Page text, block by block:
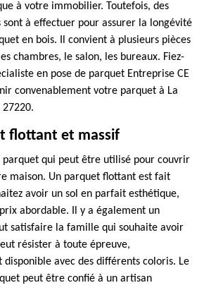
à votre immobilier. Toutefois, des
à effectuer pour assurer la longévité
en bois. Il convient à plusieurs pièces
chambres, le salon, les bureaux. Fiez-
en pose de parquet Entreprise CE
convenablement votre parquet à La
27220.
flottant et massif
parquet qui peut être utilisé pour couvrir
maison. Un parquet flottant est fait
avoir un sol en parfait esthétique,
abordable. Il y a également un
satisfaire la famille qui souhaite avoir
résister à toute épreuve,
avec des différents coloris. Le
peut être confié à un artisan